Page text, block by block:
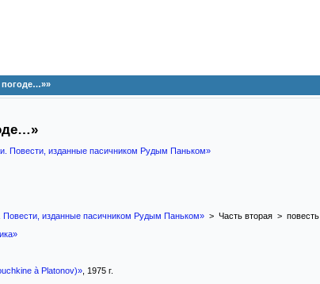
погоде…»»
Повести, изданные пасичником Рудым Паньком»
Повести, изданные пасичником Рудым Паньком»> Часть вторая > повесть
à Platonov)», 1975 г.